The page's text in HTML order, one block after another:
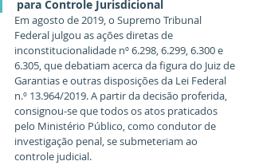
para Controle Jurisdicional
Em agosto de 2019, o Supremo Tribunal
Federal julgou as ações diretas de
inconstitucionalidade nº 6.298, 6.299, 6.300 e
6.305, que debatiam acerca da figura do Juiz de
Garantias e outras disposições da Lei Federal
n.º 13.964/2019. A partir da decisão proferida,
consignou-se que todos os atos praticados
pelo Ministério Público, como condutor de
investigação penal, se submeteriam ao
controle judicial.